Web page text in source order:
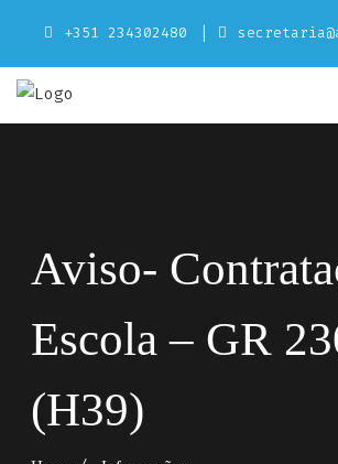
content
+351 234302480
Aviso-
Escola – GR
(H39)